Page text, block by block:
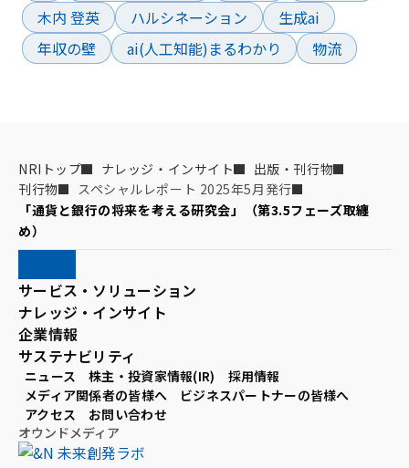
木内 登英
ハルシネーション
生成ai
年収の壁
ai(人工知能)まるわかり 物流
NRIトップ ナレッジ・インサイト
出版・刊行物
刊行物
スペシャルレポート 2025年5月発行
「通貨と銀行の将来を考える研究会」（第3.5フェーズ取纏
め）
サービス・ソリューション
ナレッジ・インサイト
企業情報
サステナビリティ
ニュース 株主・投資家情報(IR)
採用情報
メディア関係者の皆様へ
ビジネスパートナーの皆様へ
アクセス
お問い合わせ
オウンドメディア